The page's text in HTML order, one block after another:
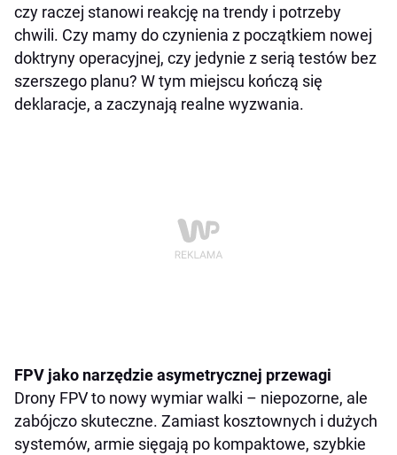
czy raczej stanowi reakcję na trendy i potrzeby
chwili. Czy mamy do czynienia z początkiem nowej
doktryny operacyjnej, czy jedynie z serią testów bez
szerszego planu? W tym miejscu kończą się
deklaracje, a zaczynają realne wyzwania.
FPV jako narzędzie asymetrycznej przewagi
Drony FPV to nowy wymiar walki – niepozorne, ale
zabójczo skuteczne. Zamiast kosztownych i dużych
systemów, armie sięgają po kompaktowe, szybkie